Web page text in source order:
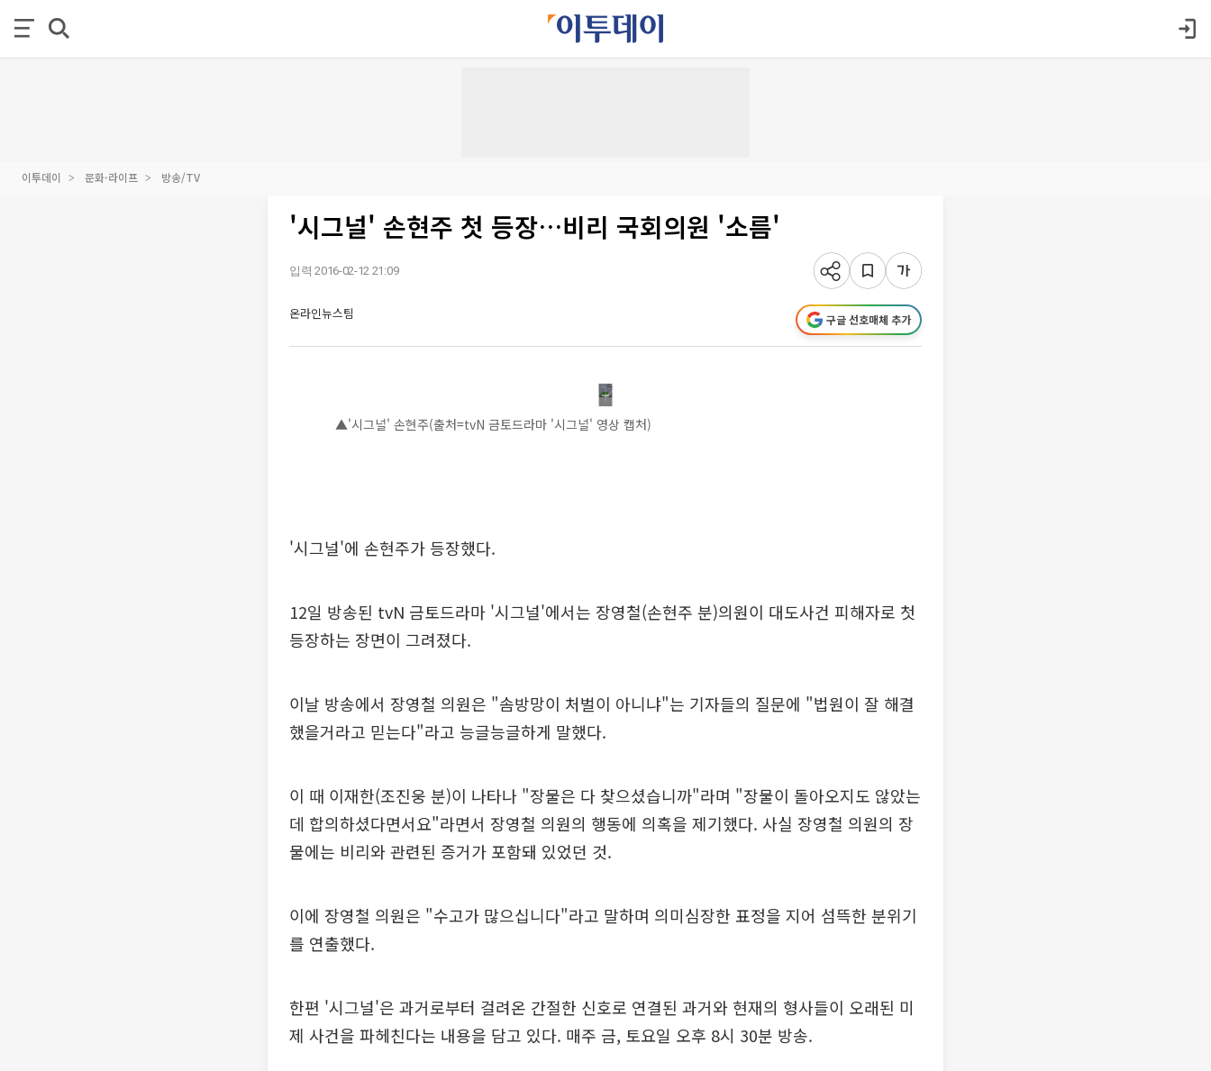
이투데이 문화·라이프 방송/TV
'시그널' 손현주 첫 등장…비리 국회의원 '소름'
입력 2016-02-12 21:09
온라인뉴스팀 구글 선호매체 추가
▲'시그널' 손현주(출처=tvN 금토드라마 '시그널' 영상 캡처)
'시그널'에 손현주가 등장했다.
12일 방송된 tvN 금토드라마 '시그널'에서는 장영철(손현주 분)의원이 대도사건 피해자로 첫
등장하는 장면이 그려졌다.
이날 방송에서 장영철 의원은 "솜방망이 처벌이 아니냐"는 기자들의 질문에 "법원이 잘 해결
했을거라고 믿는다"라고 능글능글하게 말했다.
이 때 이재한(조진웅 분)이 나타나 "장물은 다 찾으셨습니까"라며 "장물이 돌아오지도 않았는
데 합의하셨다면서요"라면서 장영철 의원의 행동에 의혹을 제기했다. 사실 장영철 의원의 장
물에는 비리와 관련된 증거가 포함돼 있었던 것.
이에 장영철 의원은 "수고가 많으십니다"라고 말하며 의미심장한 표정을 지어 섬뜩한 분위기
를 연출했다.
한편 '시그널'은 과거로부터 걸려온 간절한 신호로 연결된 과거와 현재의 형사들이 오래된 미
제 사건을 파헤친다는 내용을 담고 있다. 매주 금, 토요일 오후 8시 30분 방송.